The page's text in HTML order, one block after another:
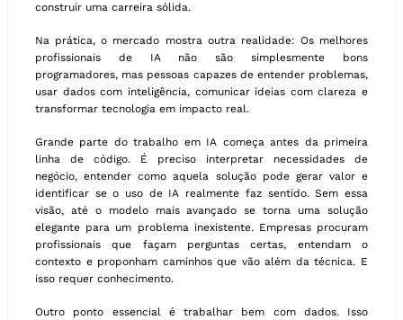
construir uma carreira sólida.
Na prática, o mercado mostra outra realidade: Os melhores
profissionais de IA não são simplesmente bons
programadores, mas pessoas capazes de entender problemas,
usar dados com inteligência, comunicar ideias com clareza e
transformar tecnologia em impacto real.
Grande parte do trabalho em IA começa antes da primeira
linha de código. É preciso interpretar necessidades de
negócio, entender como aquela solução pode gerar valor e
identificar se o uso de IA realmente faz sentido. Sem essa
visão, até o modelo mais avançado se torna uma solução
elegante para um problema inexistente. Empresas procuram
profissionais que façam perguntas certas, entendam o
contexto e proponham caminhos que vão além da técnica. E
isso requer conhecimento.
Outro ponto essencial é trabalhar bem com dados. Isso